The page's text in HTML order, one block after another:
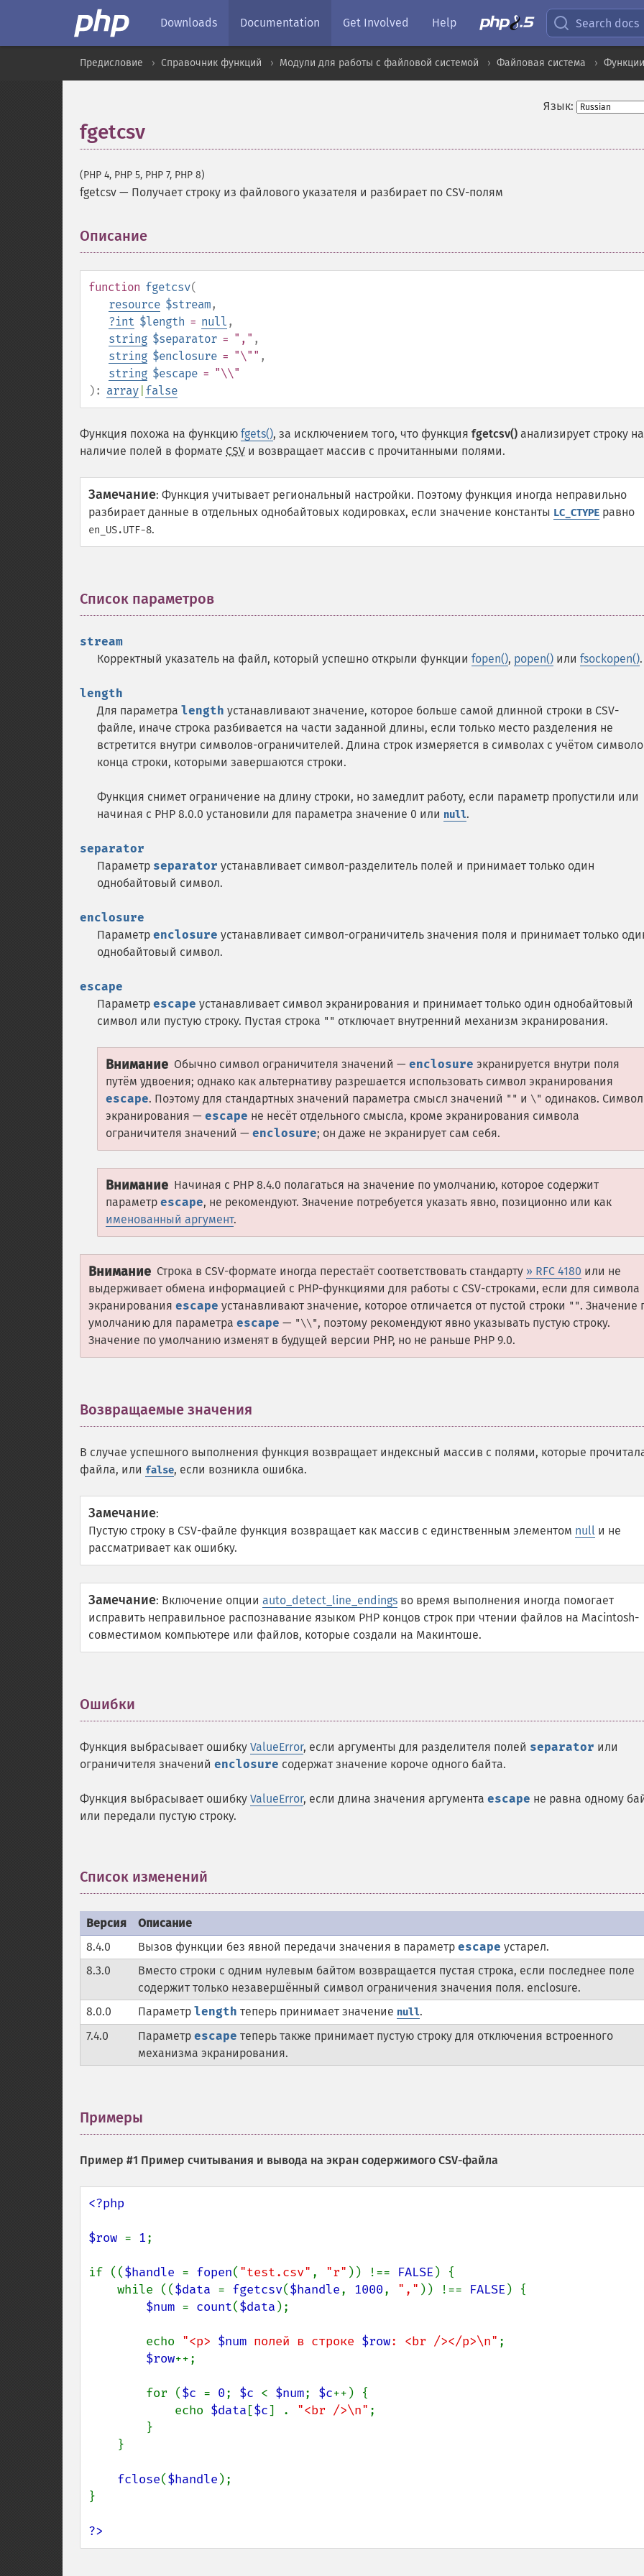
Downloads Documentation Get Involved Help Search docs
Предисловие Справочник функций Модули для работы с файловой системой Файловая система
Язык:
fgetcsv
(PHP 4, PHP 5, PHP 7, PHP 8)
fgetcsv — Получает строку из файлового указателя и разбирает по CSV-полям
Описание
function fgetcsv(
resource $stream,
?int $length = null ,
string $separator = "," ,
string $enclosure = "\"" ,
string $escape = "\\"
): array false
Функция похожа на функцию fgets(), за исключением того, что функция fgetcsv() анализирует строку на
наличие полей в формате CSV и возвращает массив с прочитанными полями.
Замечание: Функция учитывает региональный настройки. Поэтому функция иногда неправильно
разбирает данные в отдельных однобайтовых кодировках, если значение константы LC_CTYPE равно
en_US.UTF-8.
Список параметров
stream
Корректный указатель на файл, который успешно открыли функции fopen(), popen() или fsockopen().
length
Для параметра length устанавливают значение, которое больше самой длинной строки в CSV-
файле, иначе строка разбивается на части заданной длины, если только место разделения не
встретится внутри символов-ограничителей. Длина строк измеряется в символах с учётом
конца строки, которыми завершаются строки.
Функция снимет ограничение на длину строки, но замедлит работу, если параметр пропустили или
начиная с PHP 8.0.0 установили для параметра значение 0 или null.
separator
Параметр separator устанавливает символ-разделитель полей и принимает только один
однобайтовый символ.
enclosure
Параметр enclosure устанавливает символ-ограничитель значения поля и принимает только
однобайтовый символ.
escape
Параметр escape устанавливает символ экранирования и принимает только один однобайтовый
символ или пустую строку. Пустая строка "" отключает внутренний механизм экранирования.
Внимание Обычно символ ограничителя значений — enclosure экранируется внутри поля
путём удвоения; однако как альтернативу разрешается использовать символ экранирования
escape. Поэтому для стандартных значений параметра смысл значений "" и \" одинаков. Символ
экранирования — escape не несёт отдельного смысла, кроме экранирования символа
ограничителя значений — enclosure; он даже не экранирует сам себя.
Внимание Начиная с PHP 8.4.0 полагаться на значение по умолчанию, которое содержит
параметр escape, не рекомендуют. Значение потребуется указать явно, позиционно или как
именованный аргумент.
Внимание Строка в CSV-формате иногда перестаёт соответствовать стандарту » RFC 4180 или не
выдерживает обмена информацией с PHP-функциями для работы с CSV-строками, если для символа
экранирования escape устанавливают значение, которое отличается от пустой строки "". Значение
умолчанию для параметра escape — "\\", поэтому рекомендуют явно указывать пустую строку.
Значение по умолчанию изменят в будущей версии PHP, но не раньше PHP 9.0.
Возвращаемые значения
В случае успешного выполнения функция возвращает индексный массив с полями, которые
файла, или false, если возникла ошибка.
Замечание:
Пустую строку в CSV-файле функция возвращает как массив с единственным элементом null и не
рассматривает как ошибку.
Замечание: Включение опции auto_detect_line_endings во время выполнения иногда помогает
исправить неправильное распознавание языком PHP концов строк при чтении файлов на Macintosh-
совместимом компьютере или файлов, которые создали на Макинтоше.
Ошибки
Функция выбрасывает ошибку ValueError, если аргументы для разделителя полей separator или
ограничителя значений enclosure содержат значение короче одного байта.
Функция выбрасывает ошибку ValueError, если длина значения аргумента escape не равна одному
или передали пустую строку.
Список изменений
Версия
Описание
8.4.0
Вызов функции без явной передачи значения в параметр escape устарел.
8.3.0
Вместо строки с одним нулевым байтом возвращается пустая строка, если последнее поле
содержит только незавершённый символ ограничения значения поля. enclosure.
8.0.0
Параметр length теперь принимает значение null.
7.4.0
Параметр escape теперь также принимает пустую строку для отключения встроенного
механизма экранирования.
Примеры
Пример #1 Пример считывания и вывода на экран содержимого CSV-файла
<?php
$row = 1;
if (($handle = fopen( "test.csv" , "r" )) !== FALSE ) {
    while ((
$data = fgetcsv($handle, 1000, "," )) !== FALSE ) {
$num = count($data );
        echo
"<p> $num полей в строке $row: <br /></p>\n" ;
$row++;
        for (
$c = 0; $c < $num; $c++) {
            echo
$data [$c] . "<br />\n" ;
fclose($handle );
}
?>